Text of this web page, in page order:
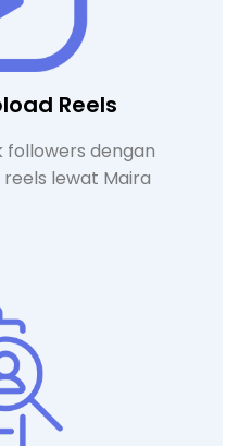
Reels
followers dengan
lewat Maira